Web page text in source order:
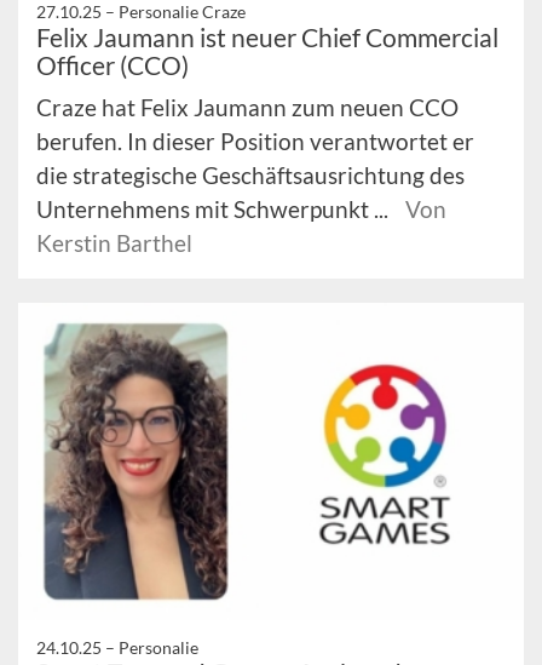
27.10.25 – Personalie Craze
Felix Jaumann ist neuer Chief Commercial
Officer (CCO)
Craze hat Felix Jaumann zum neuen CCO
berufen. In dieser Position verantwortet er
die strategische Geschäftsausrichtung des
Unternehmens mit Schwerpunkt ...
Von
Kerstin Barthel
24.10.25 – Personalie